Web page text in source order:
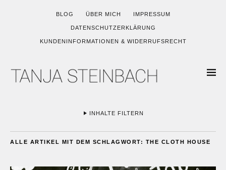
BLOG ÜBER MICH IMPRESSUM
DATENSCHUTZERKLÄRUNG
KUNDENINFORMATIONEN & WIDERRUFSRECHT
INHALTE FILTERN
ALLE ARTIKEL MIT DEM SCHLAGWORT: THE CLOTH HOUSE